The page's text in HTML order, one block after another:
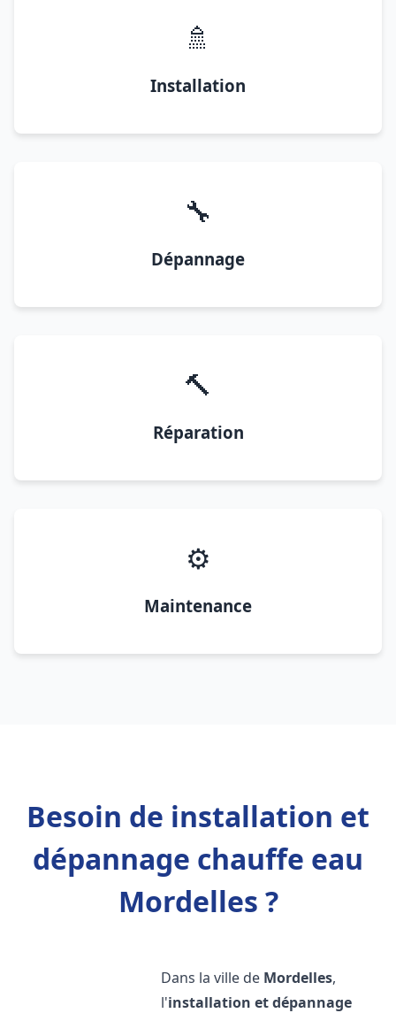
🚿
Installation
🔧
Dépannage
🔨
Réparation
⚙️
Maintenance
Besoin de installation et
dépannage chauffe eau
Mordelles ?
Dans la ville de Mordelles,
l'installation et dépannage